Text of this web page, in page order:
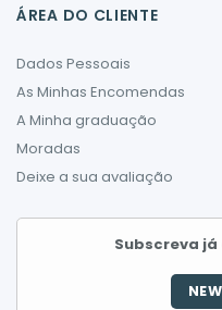
ÁREA DO CLIENTE
Dados Pessoais
As Minhas Encomendas
A Minha graduação
Moradas
Deixe a sua avaliação
Subscreva